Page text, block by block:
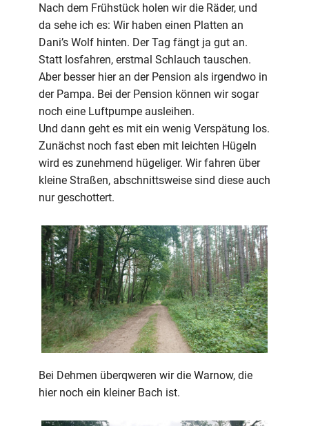
Nach dem Frühstück holen wir die Räder, und
da sehe ich es: Wir haben einen Platten an
Dani’s Wolf hinten. Der Tag fängt ja gut an.
Statt losfahren, erstmal Schlauch tauschen.
Aber besser hier an der Pension als irgendwo in
der Pampa. Bei der Pension können wir sogar
noch eine Luftpumpe ausleihen.
Und dann geht es mit ein wenig Verspätung los.
Zunächst noch fast eben mit leichten Hügeln
wird es zunehmend hügeliger. Wir fahren über
kleine Straßen, abschnittsweise sind diese auch
nur geschottert.
Bei Dehmen überqweren wir die Warnow, die
hier noch ein kleiner Bach ist.